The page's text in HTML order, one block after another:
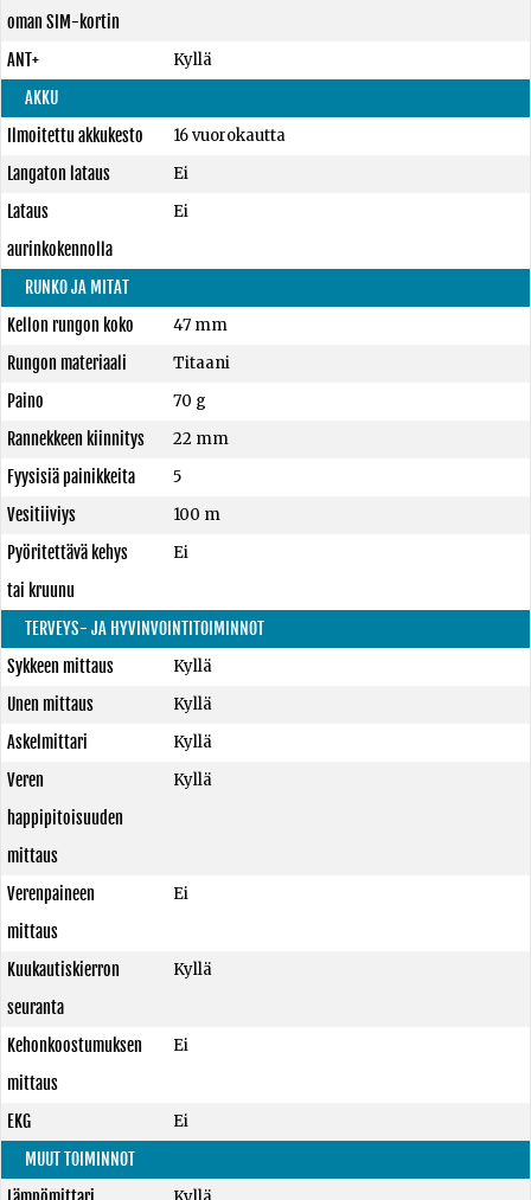
oman SIM-kortin
ANT+
Kyllä
AKKU
Ilmoitettu akkukesto
16 vuorokautta
Langaton lataus
Ei
Lataus
aurinkokennolla
Ei
RUNKO JA MITAT
Kellon rungon koko
47 mm
Rungon materiaali
Titaani
Paino
70 g
Rannekkeen kiinnitys
22 mm
Fyysisiä painikkeita
5
Vesitiiviys
100 m
Pyöritettävä kehys
tai kruunu
Ei
TERVEYS- JA HYVINVOINTITOIMINNOT
Sykkeen mittaus
Kyllä
Unen mittaus
Kyllä
Askelmittari
Kyllä
Veren
happipitoisuuden
mittaus
Kyllä
Verenpaineen
mittaus
Ei
Kuukautiskierron
seuranta
Kyllä
Kehonkoostumuksen
mittaus
Ei
EKG
Ei
MUUT TOIMINNOT